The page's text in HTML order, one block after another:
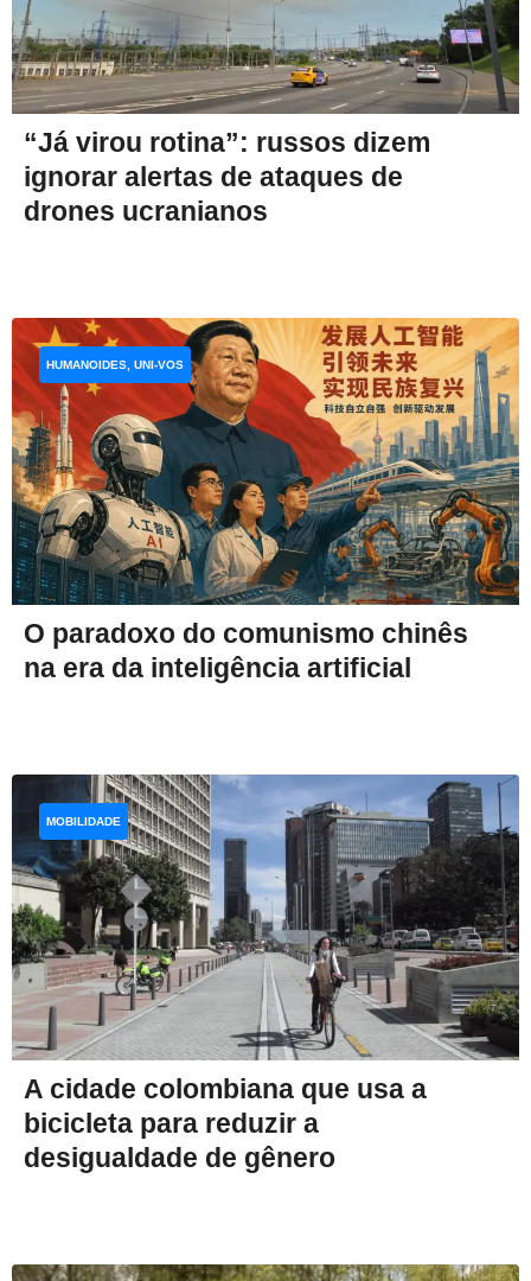
“Já virou rotina”: russos dizem
ignorar alertas de ataques de
drones ucranianos
O paradoxo do comunismo chinês
na era da inteligência artificial
HUMANOIDES, UNI-VOS
A cidade colombiana que usa a
bicicleta para reduzir a
desigualdade de gênero
MOBILIDADE